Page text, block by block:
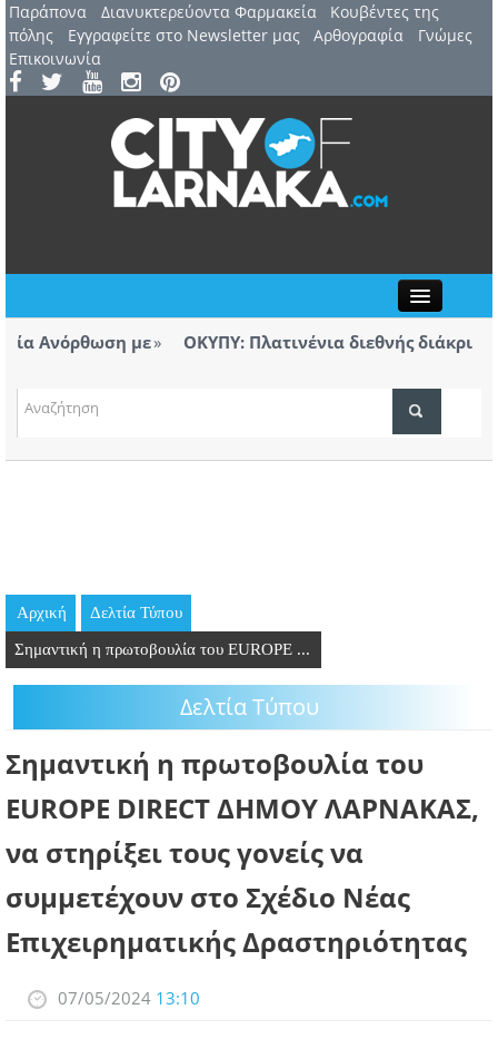
Παράπονα Διανυκτερεύοντα Φαρμακεία
Kουβέντες της
πόλης
Εγγραφείτε στο Newsletter μας Αρθογραφία
Γνώμες
Επικοινωνία
ΤΟΠΙΚΑ ΝΕΑ
ΘΕΣΕΙΣ ΕΡΓΑΣΙΑΣ
PODCAST
ΣΥΝΔΕΣΜΟΙ
ΠΕΡΙΣΣΟΤΕΡΑ
Ανόρθωση με
ΟΚΥΠΥ: Πλατινένια διεθνής διάκριση
για την πυρκαγιά στο πεδίο
αυτές θα αποδοθούν»
Ανοίγει
Αρχική Δελτία Τύπου
Σημαντική η πρωτοβουλία του EUROPE ...
Δελτία Τύπου
Σημαντική η πρωτοβουλία του
EUROPE DIRECT ΔΗΜΟΥ ΛΑΡΝΑΚΑΣ,
να στηρίξει τους γονείς να
συμμετέχουν στο Σχέδιο Νέας
Επιχειρηματικής Δραστηριότητας
07/05/2024 13:10